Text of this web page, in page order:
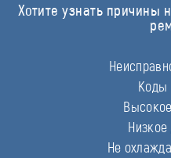
Хотите узнать причины
Коды
Не